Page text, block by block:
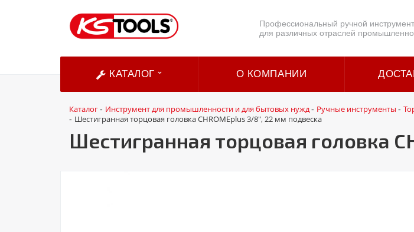
Профессиональный ручной инструмент
для различных отраслей
КАТАЛОГ О КОМПАНИИ
Каталог- Инструмент для промышленности и для бытовых нужд- Ручные инструменты -
- Шестигранная торцовая головка CHROMEplus 3/8", 22 мм подвеска
Шестигранная торцовая головка